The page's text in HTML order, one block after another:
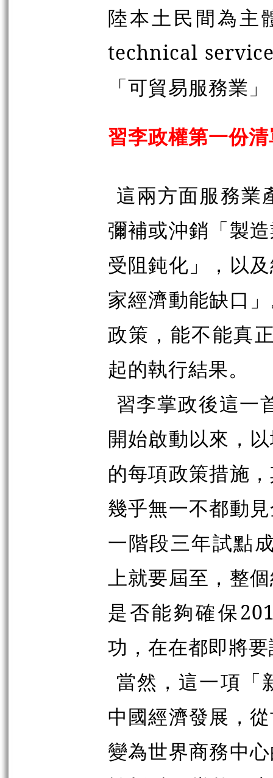
陸本土民間為主
technical
「可貿易服務業
習李政權第一份
這兩方面服務業
彌補或沖銷「製
受阻鈍化」，以
家經濟動能缺口
政策，能不能真
起的執行結果。
習李掌政後這一
開始啟動以來，
的每項政策措施
幾乎無一不都動
一階段三年試點
上就要屆至，整
是否能夠確保
功，在在都即將
當然，這一項「
中國經濟發展，
變為世界商務中